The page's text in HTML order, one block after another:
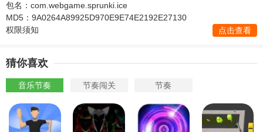
包名：com.webgame.sprunki.ice
MD5：9A0264A89925D970E9E74E2192E27130
权限须知
点击查看
猜你喜欢
音乐节奏 节奏闯关 节奏